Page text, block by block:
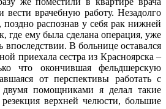
врачебную работу. Незадолго
распознав у себя рак нижней
где ему была сделана операция, уже
впоследствии. В больнице оставался
приехала сестра из Красноярска –
что окончившая фельдшерскую
от перспективы работать с
помощниками я делал такие
верхней челюсти, большие